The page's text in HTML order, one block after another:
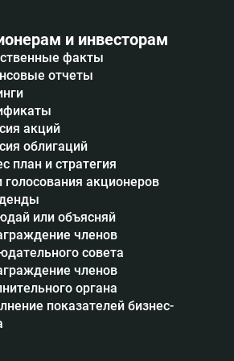
и инвесторам
факты
отчеты
акций
облигаций
план и стратегия
голосования акционеров
или объясняй
членов
совета
членов
органа
показателей бизнес-